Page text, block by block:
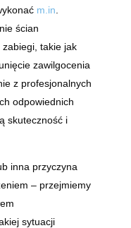
m.in
ścian
takie jak
zawilgocenia
z profesjonalnych
odpowiednich
skuteczność i
inna przyczyna
– przejmiemy
sytuacji